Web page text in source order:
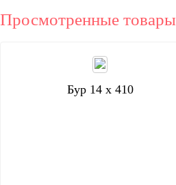
Просмотренные товары
Бур 14 х 410